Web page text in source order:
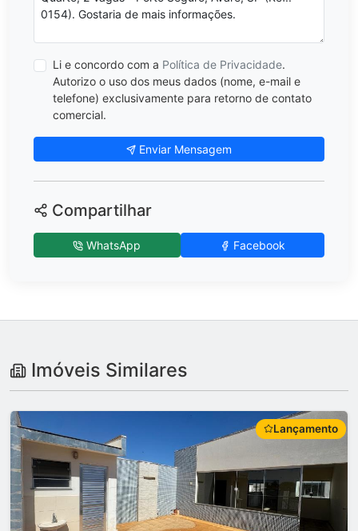
Li e concordo com a Política de Privacidade.
Autorizo o uso dos meus dados (nome, e-mail e
telefone) exclusivamente para retorno de contato
comercial.
Enviar Mensagem
Compartilhar
WhatsApp Facebook
Imóveis Similares
Lançamento